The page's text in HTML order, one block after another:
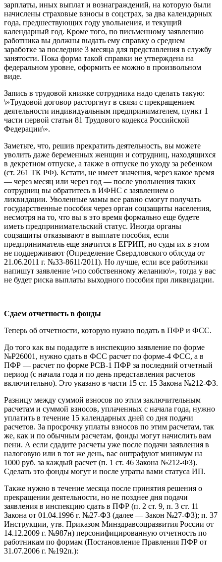
зарплаты, иных выплат и вознаграждений, на которую были
начислены страховые взносы в соцстрах, за два календарных
года, предшествующих году увольнения, и текущий
календарный год. Кроме того, по письменному заявлению
работника вы должны выдать ему справку о среднем
заработке за последние 3 месяца для представления в службу
занятости. Пока форма такой справки не утверждена на
федеральном уровне, оформить ее можно в произвольном
виде.
Запись в трудовой книжке сотрудника надо сделать такую:
\»Трудовой договор расторгнут в связи с прекращением
деятельности индивидуальным предпринимателем, пункт 1
части первой статьи 81 Трудового кодекса Российской
Федерации\».
Заметьте, что, решив прекратить деятельность, вы можете
уволить даже беременных женщин и сотрудниц, находящихся
в декретном отпуске, а также в отпуске по уходу за ребенком
(ст. 261 ТК РФ). Кстати, не имеет значения, через какое время
— через месяц или через год — после увольнения таких
сотрудниц вы обратитесь в ИФНС с заявлением о
ликвидации. Уволенные мамы все равно смогут получать
государственные пособия через орган соцзащиты населения,
несмотря на то, что вы в это время формально еще будете
иметь предпринимательский статус. Иногда органы
соцзащиты отказывают в выплате пособия, если
предприниматель еще значится в ЕГРИП, но суды их в этом
не поддерживают (Определение Свердловского облсуда от
21.06.2011 г. №33-8611/2011). Но лучше, если все работники
напишут заявление \»по собственному желанию\», тогда у вас
не будет риска выплаты выходного пособия при ликвидации.
Сдаем отчетность в фонды
Теперь об отчетности, которую нужно подать в ПФР и ФСС.
До того как вы подадите в инспекцию заявление по форме
№Р26001, нужно сдать в ФСС расчет по форме-4 ФСС, а в
ПФР — расчет по форме РСВ-1 ПФР за последний отчетный
период (с начала года и по день представления расчетов
включительно). Это указано в части 15 ст. 15 Закона №212-ФЗ.
Разницу между суммой взносов по этим заключительным
расчетам и суммой взносов, уплаченных с начала года, нужно
уплатить в течение 15 календарных дней со дня подачи
расчетов. За просрочку уплаты взносов по этим расчетам, так
же, как и по обычным расчетам, фонды могут начислить вам
пени. А если сдадите расчеты уже после подачи заявления в
налоговую или в тот же день, вас оштрафуют минимум на
1000 руб. за каждый расчет (п. 1 ст. 46 Закона №212-ФЗ).
Сделать это фонды могут и после утраты вами статуса ИП.
Также нужно в течение месяца после принятия решения о
прекращении деятельности, но не позднее дня подачи
заявления в инспекцию сдать в ПФР (п. 2 ст. 9, п. 3 ст. 11
Закона от 01.04.1996 г. №27-ФЗ (далее — Закон №27-ФЗ); п. 37
Инструкции, утв. Приказом Минздравсоцразвития России от
14.12.2009 г. №987н) персонифицированную отчетность по
работникам по формам (Постановление Правления ПФР от
31.07.2006 г. №192п.):